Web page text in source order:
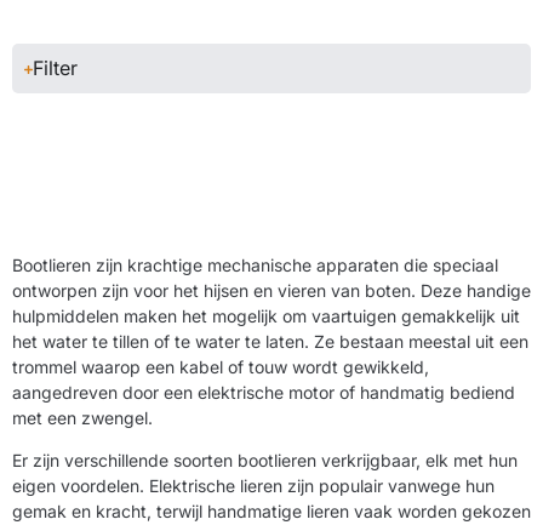
Filter
Bootlieren zijn krachtige mechanische apparaten die speciaal
ontworpen zijn voor het hijsen en vieren van boten. Deze handige
hulpmiddelen maken het mogelijk om vaartuigen gemakkelijk uit
het water te tillen of te water te laten. Ze bestaan meestal uit een
trommel waarop een kabel of touw wordt gewikkeld,
aangedreven door een elektrische motor of handmatig bediend
met een zwengel.
Er zijn verschillende soorten bootlieren verkrijgbaar, elk met hun
eigen voordelen. Elektrische lieren zijn populair vanwege hun
gemak en kracht, terwijl handmatige lieren vaak worden gekozen